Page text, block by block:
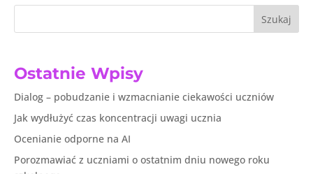
Szukaj
Ostatnie Wpisy
Dialog – pobudzanie i wzmacnianie ciekawości uczniów
Jak wydłużyć czas koncentracji uwagi ucznia
Ocenianie odporne na AI
Porozmawiać z uczniami o ostatnim dniu nowego roku